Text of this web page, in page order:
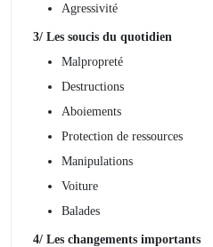
Agressivité
3/ Les soucis du quotidien
Malpropreté
Destructions
Aboiements
Protection de ressources
Manipulations
Voiture
Balades
4/ Les changements importants